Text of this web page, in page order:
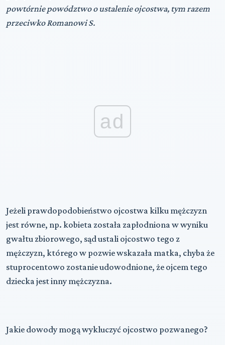
powtórnie powództwo o ustalenie ojcostwa, tym razem
przeciwko Romanowi S.
ad
Jeżeli prawdopodobieństwo ojcostwa kilku mężczyzn
jest równe, np. kobieta została zapłodniona w wyniku
gwałtu zbiorowego, sąd ustali ojcostwo tego z
mężczyzn, którego w pozwie wskazała matka, chyba że
stuprocentowo zostanie udowodnione, że ojcem tego
dziecka jest inny mężczyzna.
Jakie dowody mogą wykluczyć ojcostwo pozwanego?